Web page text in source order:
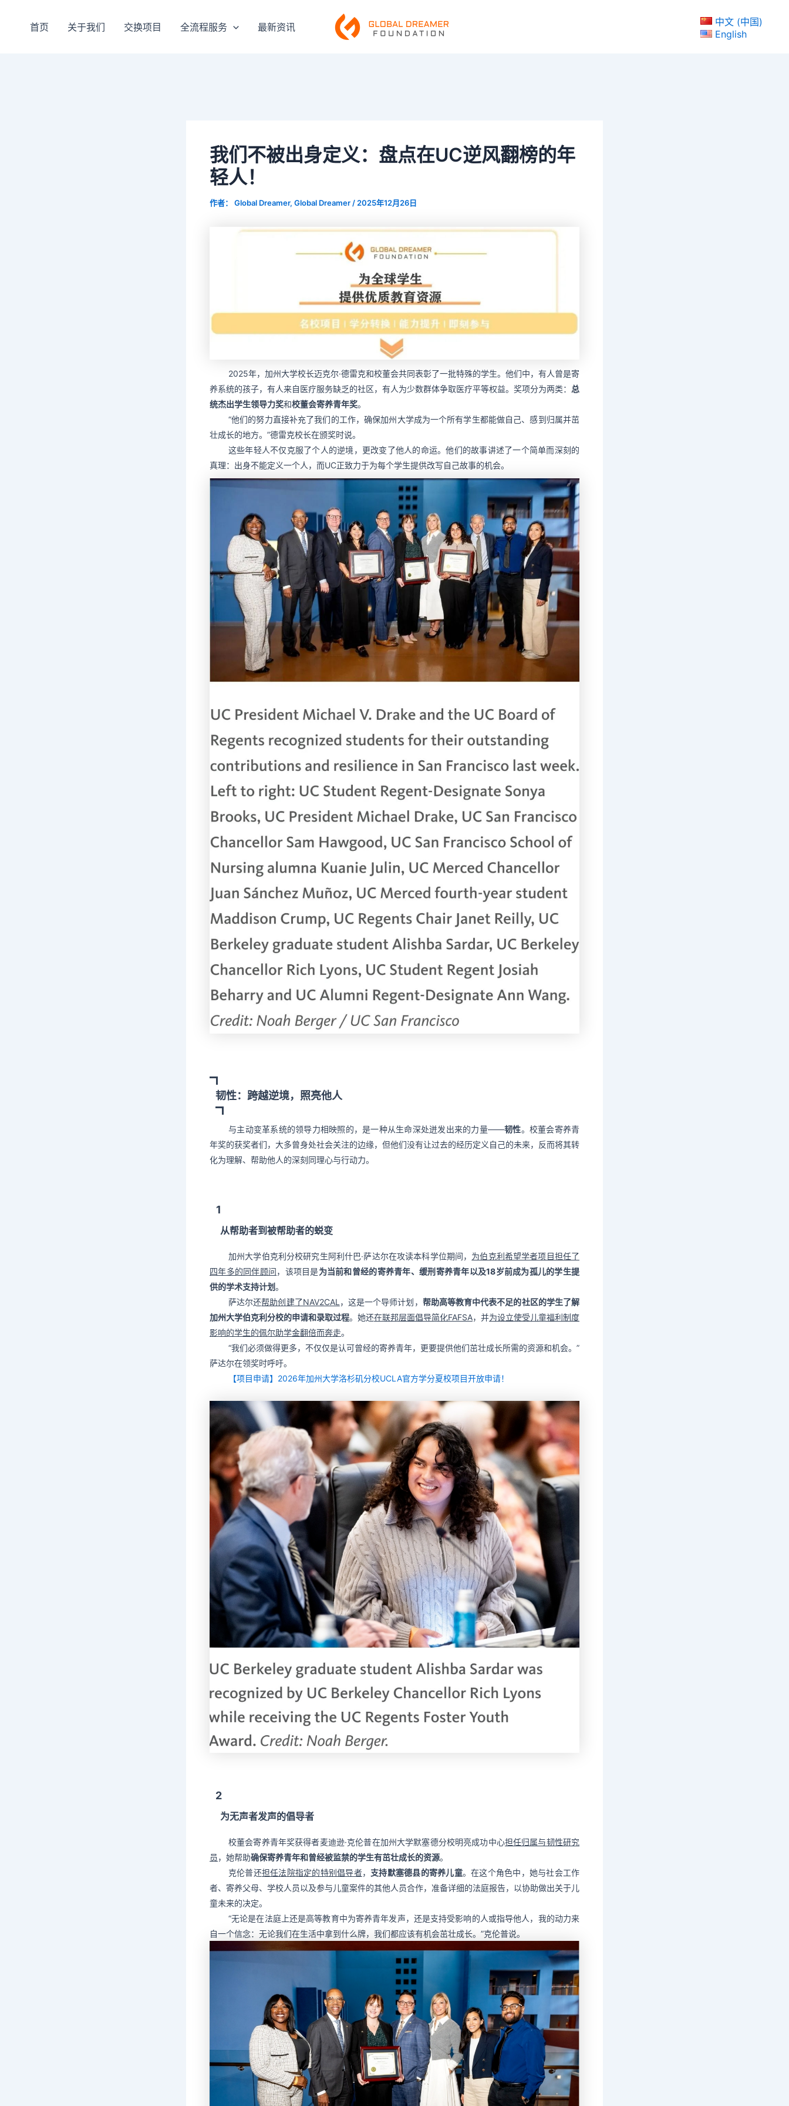
首页 关于我们 交换项目 全流程服务 最新资讯
中文 (中国)
English
我们不被出身定义：盘点在UC逆风翻榜的年
轻人！
作者： Global Dreamer, Global Dreamer / 2025年12月26日
2025年，加州大学校长迈克尔·德雷克和校董会共同表彰了一批特殊的学生。他们中，有人曾是寄
养系统的孩子，有人来自医疗服务缺乏的社区，有人为少数群体争取医疗平等权益。奖项分为两类： 总
统杰出学生领导力奖和校董会寄养青年奖。
“他们的努力直接补充了我们的工作，确保加州大学成为一个所有学生都能做自己、感到归属并茁
壮成长的地方。”德雷克校长在颁奖时说。
这些年轻人不仅克服了个人的逆境，更改变了他人的命运。他们的故事讲述了一个简单而深刻的
真理：出身不能定义一个人，而UC正致力于为每个学生提供改写自己故事的机会。
韧性：跨越逆境，照亮他人
与主动变革系统的领导力相映照的，是一种从生命深处迸发出来的力量——韧性。校董会寄养青
年奖的获奖者们，大多曾身处社会关注的边缘，但他们没有让过去的经历定义自己的未来，反而将其转
化为理解、帮助他人的深刻同理心与行动力。
1
从帮助者到被帮助者的蜕变
加州大学伯克利分校研究生阿利什巴·萨达尔在攻读本科学位期间， 为伯克利希望学者项目担任了
四年多的同伴顾问，该项目是为当前和曾经的寄养青年、缓刑寄养青年以及18岁前成为孤儿的学生提
供的学术支持计划。
萨达尔还帮助创建了NAV2CAL ，这是一个导师计划， 帮助高等教育中代表不足的社区的学生了解
加州大学伯克利分校的申请和录取过程。她还在联邦层面倡导简化FAFSA，并为设立使受儿童福利制度
影响的学生的佩尔助学金翻倍而奔走。
“我们必须做得更多，不仅仅是认可曾经的寄养青年，更要提供他们茁壮成长所需的资源和机会。”
萨达尔在领奖时呼吁。
【项目申请】2026年加州大学洛杉矶分校UCLA官方学分夏校项目开放申请！
2
为无声者发声的倡导者
校董会寄养青年奖获得者麦迪逊·克伦普在加州大学默塞德分校明亮成功中心担任归属与韧性研究
员 ，她帮助确保寄养青年和曾经被监禁的学生有茁壮成长的资源。
克伦普还担任法院指定的特别倡导者， 支持默塞德县的寄养儿童。在这个角色中，她与社会工作
者、寄养父母、学校人员以及参与儿童案件的其他人员合作，准备详细的法庭报告，以协助做出关于儿
童未来的决定。
“无论是在法庭上还是高等教育中为寄养青年发声，还是支持受影响的人或指导他人，我的动力来
自一个信念：无论我们在生活中拿到什么牌，我们都应该有机会茁壮成长。”克伦普说。